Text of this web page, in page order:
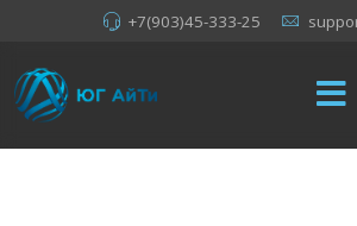
+7(903)45-333-25